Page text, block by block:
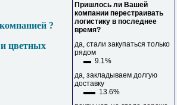
?
цветных
Пришлось ли Вашей
компании перестраивать
логистику в последнее
время?
да, стали закупаться только
рядом
9.1%
да, закладываем долгую
доставку
13.6%